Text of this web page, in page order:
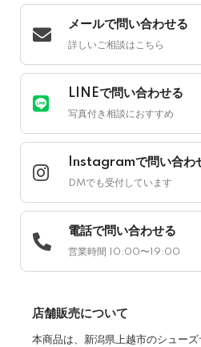
メールで問い合わせる
詳しいご相談はこちら
LINEで問い合わせる
写真付き相談におすすめ
Instagramで問い合わ
DMでも受付しています
電話で問い合わせる
営業時間 10:00〜19:00
店舗販売について
本商品は、新潟県上越市のシュー